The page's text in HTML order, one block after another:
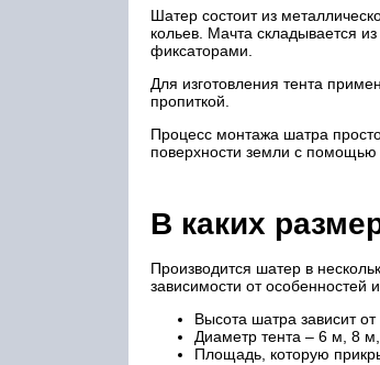
Шатер состоит из
кольев. Мачта складывается
фиксаторами.
Для изготовления тента
пропиткой.
Процесс монтажа шатра
поверхности земли с помощью
В каких
Производится шатер в
зависимости от особенностей
Высота шатра зависит
Диаметр тента – 6 м, 8
Площадь, которую